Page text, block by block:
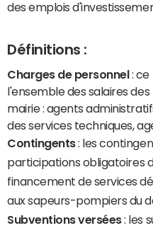
des emplois
Définitions :
Charges de personnel : ce
l'ensemble des salaires
mairie : agents
des services techniques,
Contingents: les
participations obligatoires
financement de services
aux sapeurs-pompiers du
Subventions versées: les